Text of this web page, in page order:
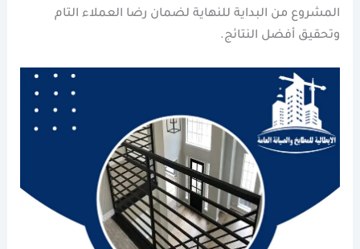
المشروع من البداية للنهاية لضمان رضا العملاء التام
وتحقيق أفضل النتائج.